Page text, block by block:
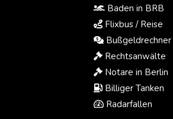
Baden in BRB
Flixbus / Reise
Bußgeldrechner
Rechtsanwälte
Notare in Berlin
Billiger Tanken
Radarfallen